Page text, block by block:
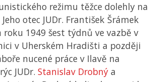
režimu těžce dolehly na
otec JUDr. František Šrámek
roku 1949 šest týdnů ve vazbě v
v Uherském Hradišti a později
nucené práce v Ilavě na
JUDr. Stanislav Drobný a